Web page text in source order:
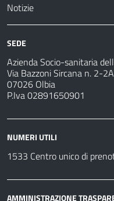
Notizie
SEDE
Azienda Socio-sanitaria
Via Bazzoni Sircana n. 2-2A
07026 Olbia
P.Iva 02891650901
NUMERI UTILI
1533 Centro unico di
AMMINISTRAZIONE